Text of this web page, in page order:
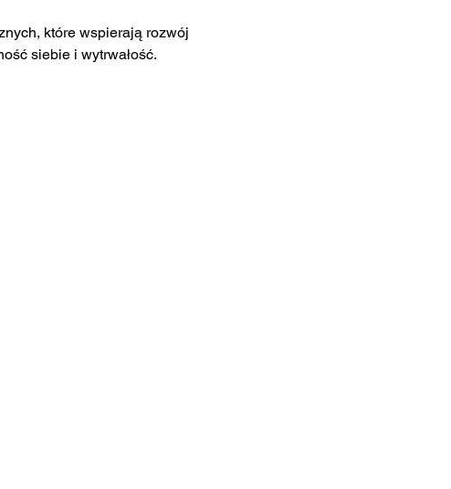
które wspierają rozwój
siebie i wytrwałość.